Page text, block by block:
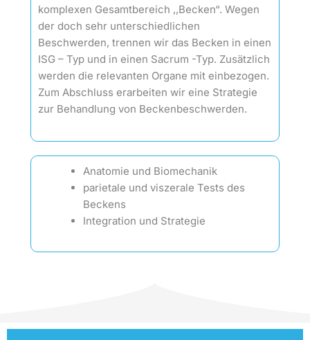
komplexen Gesamtbereich ,,Becken“. Wegen
der doch sehr unterschiedlichen
Beschwerden, trennen wir das Becken in einen
ISG – Typ und in einen Sacrum -Typ. Zusätzlich
werden die relevanten Organe mit einbezogen.
Zum Abschluss erarbeiten wir eine Strategie
zur Behandlung von Beckenbeschwerden.
Anatomie und Biomechanik
parietale und viszerale Tests des
Beckens
Integration und Strategie